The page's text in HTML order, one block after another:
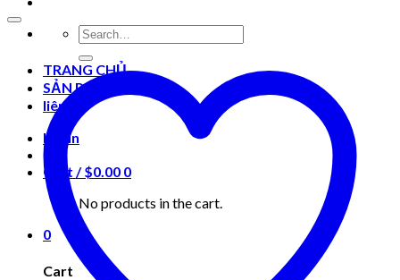
Search
for:
TRANG CHỦ
SẢN PHẨM
liên hệ
Login
Cart /$0.00 0
No products in the cart.
0
Cart